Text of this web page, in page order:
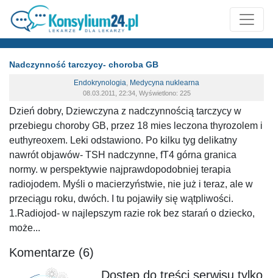
Nadczynność tarczycy- choroba GB
Endokrynologia, Medycyna nuklearna
08.03.2011, 22:34, Wyświetlono: 225
Dzień dobry, Dziewczyna z nadczynnością tarczycy w
przebiegu choroby GB, przez 18 mies leczona thyrozolem i
euthyreoxem. Leki odstawiono. Po kilku tyg delikatny
nawrót objawów- TSH nadczynne, fT4 górna granica
normy. w perspektywie najprawdopodobniej terapia
radiojodem. Myśli o macierzyństwie, nie już i teraz, ale w
przeciągu roku, dwóch. I tu pojawiły się wątpliwości.
1.Radiojod- w najlepszym razie rok bez starań o dziecko,
może...
Komentarze (6)
Dostęp do treści serwisu tylko